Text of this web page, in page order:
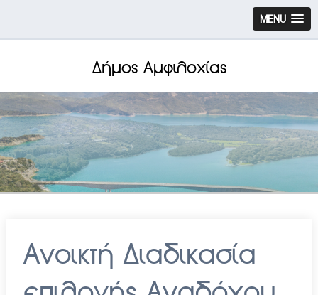
MENU
Δήμος Αμφιλοχίας
Ανοικτή Διαδικασία